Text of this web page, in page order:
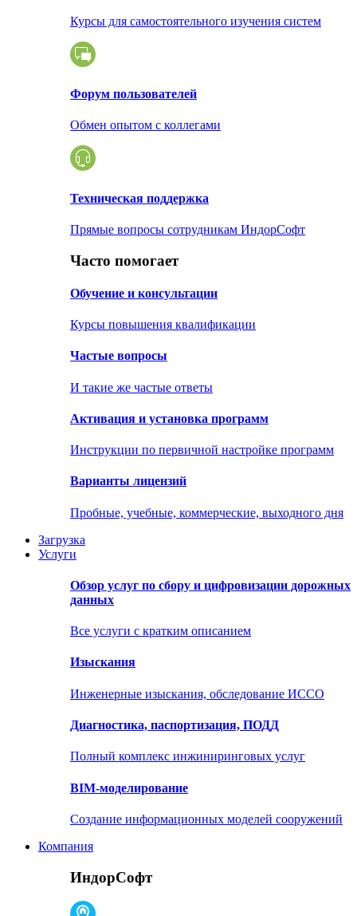
Курсы для самостоятельного изучения систем
Форум пользователей
Обмен опытом с коллегами
Техническая поддержка
Прямые вопросы сотрудникам ИндорСофт
Часто помогает
Обучение и консультации
Курсы повышения квалификации
Частые вопросы
И такие же частые ответы
Активация и установка программ
Инструкции по первичной настройке программ
Варианты лицензий
Пробные, учебные, коммерческие, выходного дня
Загрузка
Услуги
Обзор услуг по сбору и цифровизации дорожных
данных
Все услуги с кратким описанием
Изыскания
Инженерные изыскания, обследование ИССО
Диагностика, паспортизация, ПОДД
Полный комплекс инжиниринговых услуг
BIM-моделирование
Создание информационных моделей сооружений
Компания
ИндорСофт